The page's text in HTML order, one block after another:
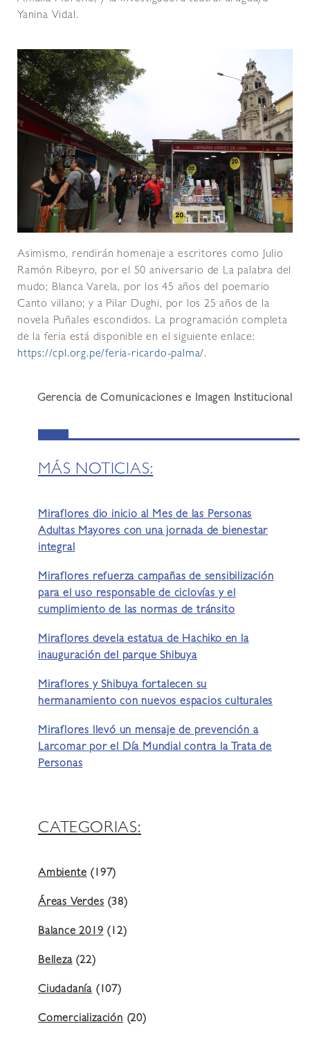
Yanina Vidal.
Asimismo, rendirán homenaje a escritores como Julio
Ramón Ribeyro, por el 50 aniversario de La palabra del
mudo; Blanca Varela, por los 45 años del poemario
Canto villano; y a Pilar Dughi, por los 25 años de la
novela Puñales escondidos. La programación completa
de la feria está disponible en el siguiente enlace:
https://cpl.org.pe/feria-ricardo-palma/.
Gerencia de Comunicaciones e Imagen Institucional
MÁS NOTICIAS:
Miraflores dio inicio al Mes de las Personas
Adultas Mayores con una jornada de bienestar
integral
Miraflores refuerza campañas de sensibilización
para el uso responsable de ciclovías y el
cumplimiento de las normas de tránsito
Miraflores devela estatua de Hachiko en la
inauguración del parque Shibuya
Miraflores y Shibuya fortalecen su
hermanamiento con nuevos espacios culturales
Miraflores llevó un mensaje de prevención a
Larcomar por el Día Mundial contra la Trata de
Personas
CATEGORIAS:
Ambiente(197)
Áreas Verdes(38)
Balance 2019(12)
Belleza(22)
Ciudadanía (107)
Comercialización(20)